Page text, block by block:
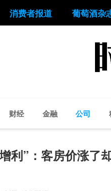
消费者报道 葡萄酒杂
财经 金融 公司
利”：客房价涨了